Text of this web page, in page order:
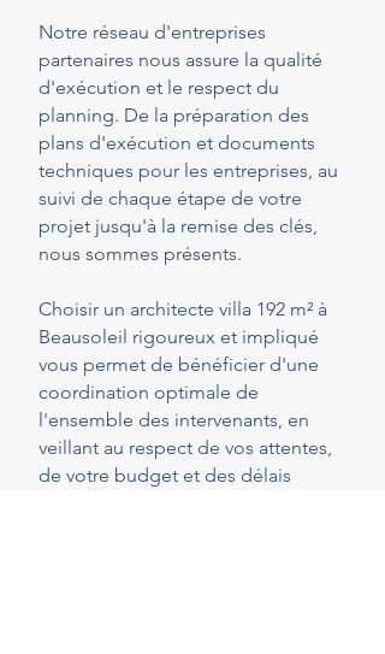
Notre réseau d'entreprises
partenaires nous assure la qualité
d'exécution et le respect du
planning. De la préparation des
plans d'exécution et documents
techniques pour les entreprises, au
suivi de chaque étape de votre
projet jusqu'à la remise des clés,
nous sommes présents.
Choisir un architecte villa 192 m² à
Beausoleil rigoureux et impliqué
vous permet de bénéficier d'une
coordination optimale de
l'ensemble des intervenants, en
veillant au respect de vos attentes,
de votre budget et des délais